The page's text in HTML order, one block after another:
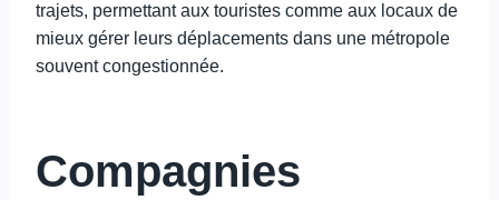
trajets, permettant aux touristes comme aux locaux de
mieux gérer leurs déplacements dans une métropole
souvent congestionnée.
Compagnies